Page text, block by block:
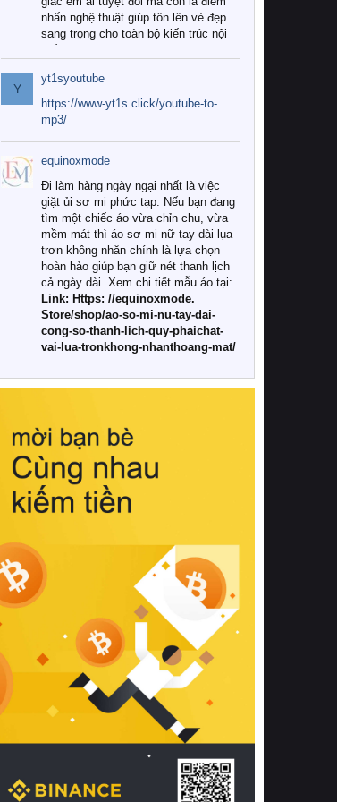
nhấn nghệ thuật giúp tôn lên vẻ đẹp
sang trọng cho toàn bộ kiến trúc nội
Tuy nhiên, giữa thị trường đa dạng
với vô vàn thương hiệu và mẫu mã
như hiện nay, làm thế nào để chọn
được những bộ chăn ga gối đệm cao
cấp thực sự chất lượng, phù hợp với
khí hậu và nhu cầu sử dụng của gia
đình? Hãy cùng chúng tôi đi tìm lời
giải đáp chi tiết qua bài viết dưới đây.
1. Tại sao các gia đình hiện đại lại ưa
chuộng chăn ga gối đệm cao cấp?
Khác với các dòng sản phẩm thông
thường, những bộ chăn ga gối đệm
cao cấp trải qua quy trình sản xuất
nghiêm ngặt từ khâu chọn lọc nguyên
liệu tự nhiên đến công nghệ dệt
nhuộm hiện đại không chứa hóa chất
này, bạn sẽ cảm nhận rõ rệt sự khác
hồi chuẩn xác của phần đệm nâng đỡ
cột sống.
Bên cạnh đó, việc lựa chọn các dòng
sản phẩm đạt chuẩn chất lượng quốc
tế còn giúp ngăn ngừa tình trạng kích
khuẩn và nấm mốc trong điều kiện
thời tiết nóng ẩm. Bạn có thể tìm hiểu
thêm các nghiên cứu khoa học về tác
động của giấc ngủ và môi trường
phòng ngủ đối với sức khỏe con
người tại Sleep Foundation (External
Link) để có cái nhìn toàn diện hơn.
2. Các tiêu chí vàng khi lựa chọn
chăn ga gối đệm cao cấp cho phòng
ngủ
Để sở hữu một bộ chăn ga gối đệm
cao cấp hoàn hảo cả về thẩm mỹ lẫn
công năng, người tiêu dùng cần cân
nhắc kỹ lưỡng các tiêu chí quan trọng
Y
yt1syoutube
https://www-yt1s.click/youtube-to-
mp3/
equinoxmode
Đi làm hàng ngày ngại nhất là việc
giặt ủi sơ mi phức tạp. Nếu bạn đang
tìm một chiếc áo vừa chỉn chu, vừa
mềm mát thì áo sơ mi nữ tay dài lụa
trơn không nhăn chính là lựa chọn
hoàn hảo giúp bạn giữ nét thanh lịch
cả ngày dài. Xem chi tiết mẫu áo tại:
Link: Https: //equinoxmode.
Store/shop/ao-so-mi-nu-tay-dai-
cong-so-thanh-lich-quy-phaichat-
vai-lua-tronkhong-nhanthoang-mat/